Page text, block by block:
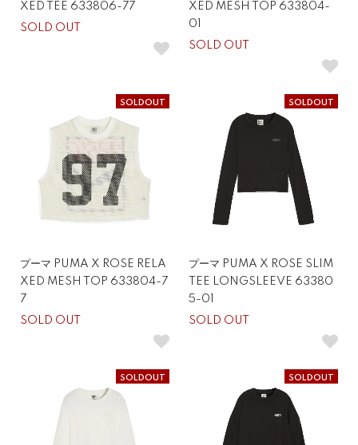
XED TEE 633806-77
SOLD OUT
XED MESH TOP 633804-
01
SOLD OUT
SOLDOUT
プーマ PUMA X ROSE RELA
XED MESH TOP 633804-7
7
SOLD OUT
SOLDOUT
プーマ PUMA X ROSE SLIM
TEE LONGSLEEVE 63380
5-01
SOLD OUT
SOLDOUT SOLDOUT